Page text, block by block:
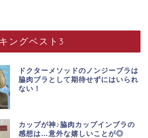
ングベスト3
ドクターメソッドのノンジーブラは
脇肉ブラとして期待せずにはいられ
ない！
カップが神♪脇肉カップインブラの
感想は…意外な嬉しいことが◎